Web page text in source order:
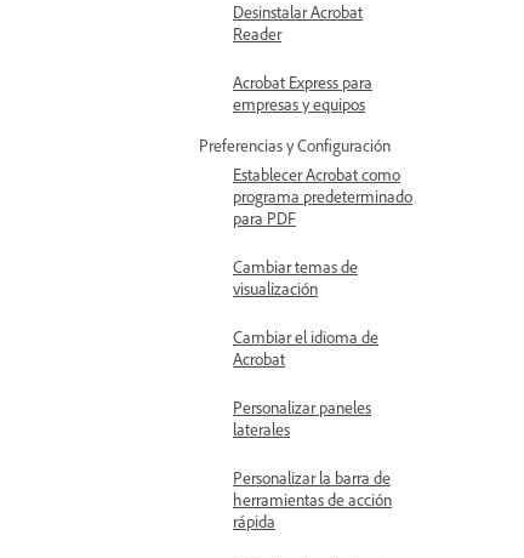
Desinstalar Acrobat
Reader
Acrobat Express para
empresas y equipos
Preferencias y Configuración
Establecer Acrobat como
programa predeterminado
para PDF
Cambiar temas de
visualización
Cambiar el idioma de
Acrobat
Personalizar paneles
laterales
Personalizar la barra de
herramientas de acción
rápida